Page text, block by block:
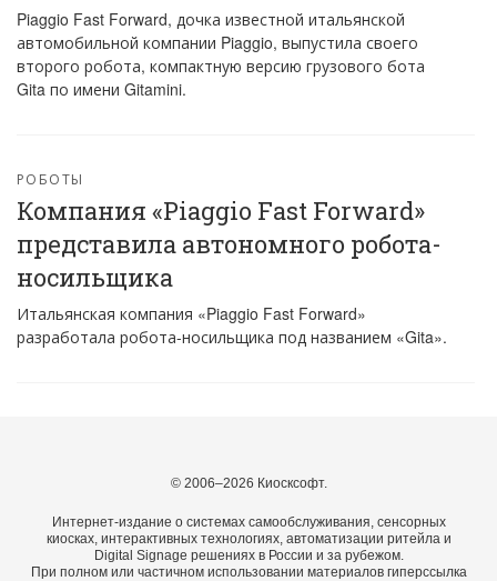
Piaggio Fast Forward, дочка известной итальянской
автомобильной компании Piaggio, выпустила своего
второго робота, компактную версию грузового бота
Gita по имени Gitamini.
РОБОТЫ
Компания «Piaggio Fast Forward»
представила автономного робота-
носильщика
Итальянская компания «Piaggio Fast Forward»
разработала робота-носильщика под названием «Gita».
© 2006–2026 Киосксофт.
Интернет-издание о системах самообслуживания, сенсорных
киосках, интерактивных технологиях, автоматизации ритейла и
Digital Signage решениях в России и за рубежом.
При полном или частичном использовании материалов гиперссылка